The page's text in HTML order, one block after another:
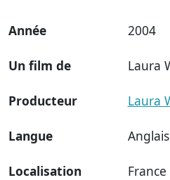
Année 2004
Un film de Laura
Producteur Laura
Langue
Localisation France